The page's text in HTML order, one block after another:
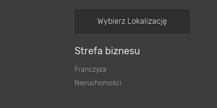
Wybierz Lokalizację
Strefa biznesu
Franczyza
Nieruchomości